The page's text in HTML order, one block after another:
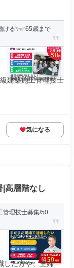
ける✨✅65歳まで
建築施工管理技士
気になる
|高層階なし
管理技士募集/50
した方や、主婦